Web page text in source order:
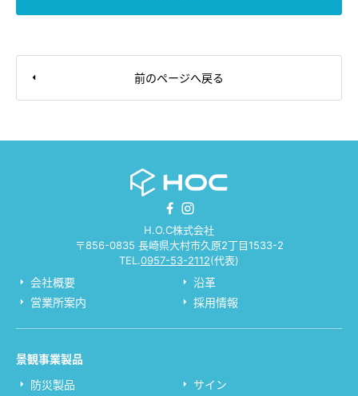
前のページへ戻る
H.O.C株式会社
〒856-0835 長崎県大村市久原2丁目1533-2
TEL.0957-53-2112(代表)
会社概要
沿革
営業所案内
採用情報
景観事業製品
防災製品
サイン